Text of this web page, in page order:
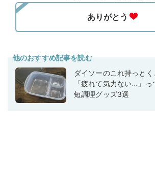
他のおすすめ記事を読む
ダイソーのこれ持っとく
「疲れて気力ない…」
短調理グッズ3選